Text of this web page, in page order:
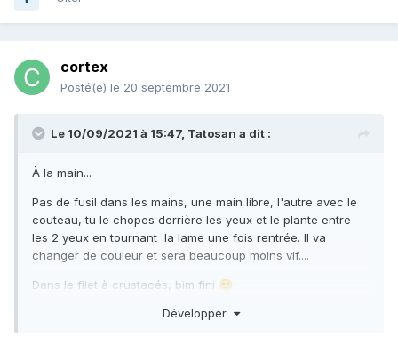
cortex
Posté(e) le 20 septembre 2021
Le 10/09/2021 à 15:47, Tatosan a dit :
À la main...
Pas de fusil dans les mains, une main libre, l'autre avec le
couteau, tu le chopes derrière les yeux et le plante entre
les 2 yeux en tournant la lame une fois rentrée. Il va
changer de couleur et sera beaucoup moins vif....
Dans le filet à crustacés, bim fini 😊
Développer